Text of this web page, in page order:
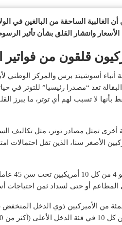
الغالبية الساحقة من البالغين في
الأسعار وانتشار القلق بشأن تأثير
قلقون من فواتير
أنباء أسوشيتد برس والمركز الوطني
14 بالمئة فقط بأنها لا تسبب لهم أي توتر،
تمثل مصادر توتر، مثل تكاليف
الأصغر سنا، الذين تقل احتمالات
كما
المطاعم أو حتى لسداد ثمن احتياجات